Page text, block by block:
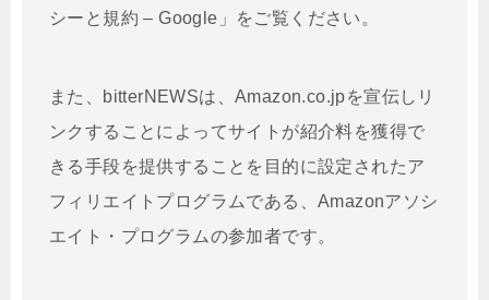
シーと規約 – Google」をご覧ください。
また、bitterNEWSは、Amazon.co.jpを宣伝しリ
ンクすることによってサイトが紹介料を獲得で
きる手段を提供することを目的に設定されたア
フィリエイトプログラムである、Amazonアソシ
エイト・プログラムの参加者です。